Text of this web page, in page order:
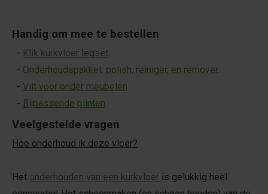
Handig om mee te bestellen
- Klik kurkvloer legset
- Onderhoudspakket: polish, reiniger, en remover.
- Vilt voor onder meubelen
- Bijpassende plinten
Veelgestelde vragen
Hoe onderhoud ik deze vloer?
Het onderhouden van een kurkvloer is gelukkig heel